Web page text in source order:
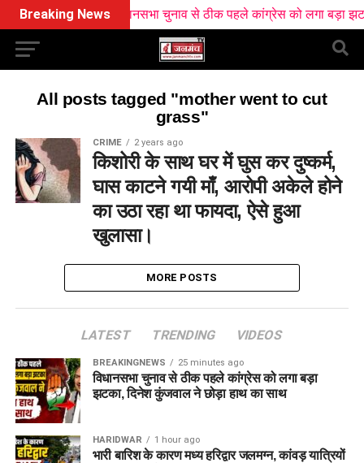
Breaking Newsविधानसभा चुनाव से ठीक पहले कांग्रेस को लगा बड़ा
All posts tagged "mother went to cut
grass"
CRIME 2 years ago
किशोरी के साथ घर में घुस कर दुष्कर्म,
घास काटने गयी माँ, आरोपी अकेले होने
का उठा रहा था फायदा, ऐसे हुआ
खुलासा।
MORE POSTS
LATEST TRENDING VIDEOS
BREAKINGNEWS 25 minutes ago
विधानसभा चुनाव से ठीक पहले कांग्रेस को लगा बड़ा
झटका, दिनेश कुंजवाल ने छोड़ा हाथ का साथ
HARIDWAR 1 hour ago
भारी बारिश के कारण मध्य हरिद्वार जलमग्न, कांवड़ यात्रियों